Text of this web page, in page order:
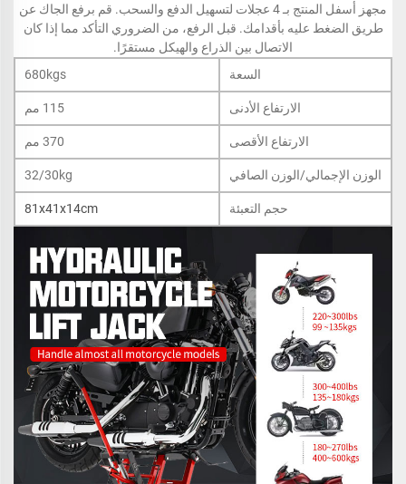
مجهز أسفل المنتج بـ 4 عجلات لتسهيل الدفع والسحب. قم برفع الجاك عن
طريق الضغط عليه بأقدامك. قبل الرفع، من الضروري التأكد مما إذا كان
الاتصال بين الذراع والهيكل مستقرًا.
السعة
680kgs
الارتفاع الأدنى 115 مم
الارتفاع الأقصى 370 مم
الوزن الإجمالي/الوزن الصافي 32/30kg
حجم التعبئة 81x41x14cm